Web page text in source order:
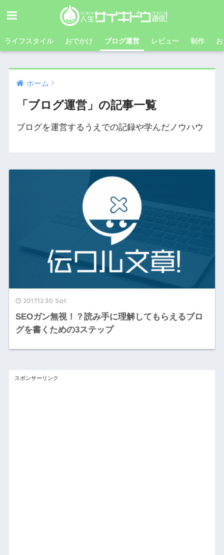
ライフスタイル おでかけ ブログ運営 レビュー 制作
ホーム
「ブログ運営」の記事一覧
ブログを運営するうえでの記録や学んだノウハウ
2017.12.30 Sat
SEOガン無視！？読み手に理解してもらえるブロ
グを書くための3ステップ
スポンサーリンク